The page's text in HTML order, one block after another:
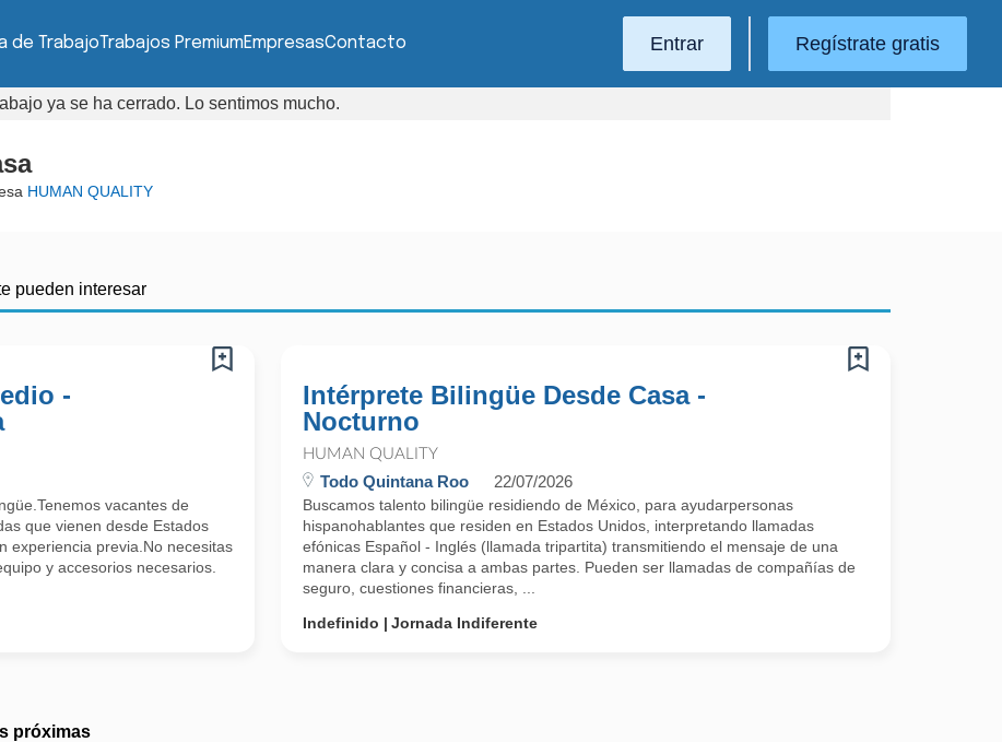
de TrabajoTrabajos PremiumEmpresasContacto Entrar Regístrate gratis
ya se ha cerrado. Lo sentimos mucho.
HUMAN QUALITY
pueden interesar
-
vacantes de
que vienen desde Estados
experiencia previa.No necesitas
y accesorios necesarios.
Intérprete Bilingüe Desde Casa -
Nocturno
HUMAN QUALITY
Todo Quintana Roo 22/07/2026
Buscamos talento bilingüe residiendo de México, para ayudarpersonas
hispanohablantes que residen en Estados Unidos, interpretando llamadas
efónicas Español - Inglés (llamada tripartita) transmitiendo el mensaje de una
manera clara y concisa a ambas partes. Pueden ser llamadas de compañías de
seguro, cuestiones financieras, ...
Indefinido
Jornada Indiferente
próximas